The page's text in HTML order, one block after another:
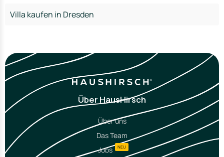
Villa kaufen in Dresden
Über HausHirsch
Über uns
Das Team
Jobs
NEU